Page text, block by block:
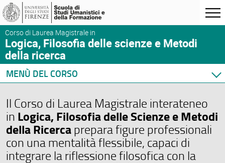
Corso di Laurea Magistrale in
Logica, Filosofia delle scienze e Metodi
della ricerca
MENÙ DEL CORSO
Presentazione
Didattica
Orario e calendari
Il Corso di Laurea Magistrale interateneo
in Logica, Filosofia delle Scienze e Metodi
della Ricercaprepara figure professionali
con una mentalità flessibile, capaci di
integrare la riflessione filosofica con la